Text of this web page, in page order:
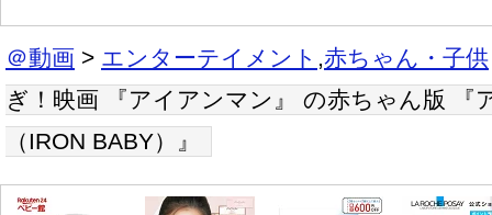
＠動画 > エンターテイメント ,赤ちゃん・子供
ぎ！映画 『アイアンマン』 の赤ちゃん版 『
（IRON BABY）』